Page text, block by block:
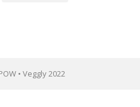
• Veggly 2022